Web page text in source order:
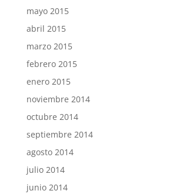
mayo 2015
abril 2015
marzo 2015
febrero 2015
enero 2015
noviembre 2014
octubre 2014
septiembre 2014
agosto 2014
julio 2014
junio 2014